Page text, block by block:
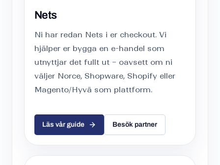
Nets
Ni har redan Nets i er checkout. Vi
hjälper er bygga en e-handel som
utnyttjar det fullt ut – oavsett om ni
väljer Norce, Shopware, Shopify eller
Magento/Hyvä som plattform.
Läs vår guide Besök partner